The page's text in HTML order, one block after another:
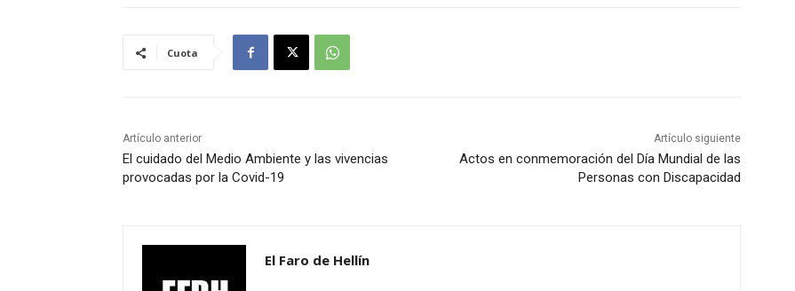
Cuota
Artículo anterior
El cuidado del Medio Ambiente y las vivencias
provocadas por la Covid-19
Artículo siguiente
Actos en conmemoración del Día Mundial de las
Personas con Discapacidad
El Faro de Hellín